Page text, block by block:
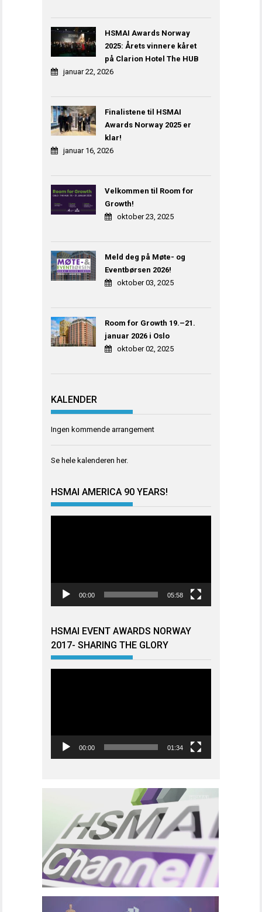
HSMAI Awards Norway
2025: Årets vinnere kåret
på Clarion Hotel The HUB
januar 22, 2026
Finalistene til HSMAI
Awards Norway 2025 er
klar!
januar 16, 2026
Velkommen til Room for
Growth!
oktober 23, 2025
Meld deg på Møte- og
Eventbørsen 2026!
oktober 03, 2025
Room for Growth 19.–21.
januar 2026 i Oslo
oktober 02, 2025
KALENDER
Ingen kommende arrangement
Se hele kalenderen her.
HSMAI AMERICA 90 YEARS!
00:00 05:58
HSMAI EVENT AWARDS NORWAY
2017- SHARING THE GLORY
00:00 01:34